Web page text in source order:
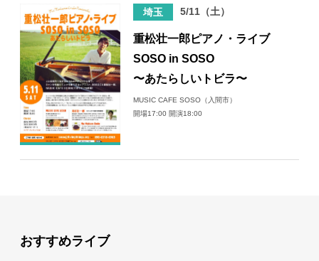
日々のレポート
Specials
プロフィール
埼玉 5/11（土）
重松壮一郎ピアノ・ライブ
SOSO in SOSO
〜あたらしいトビラ〜
MUSIC CAFE SOSO（入間市）
開場17:00 開演18:00
おすすめライブ